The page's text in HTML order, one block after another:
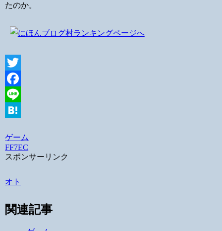
たのか。
Twitter
Facebook
Line
ゲーム
FF7EC
スポンサーリンク
オト
関連記事